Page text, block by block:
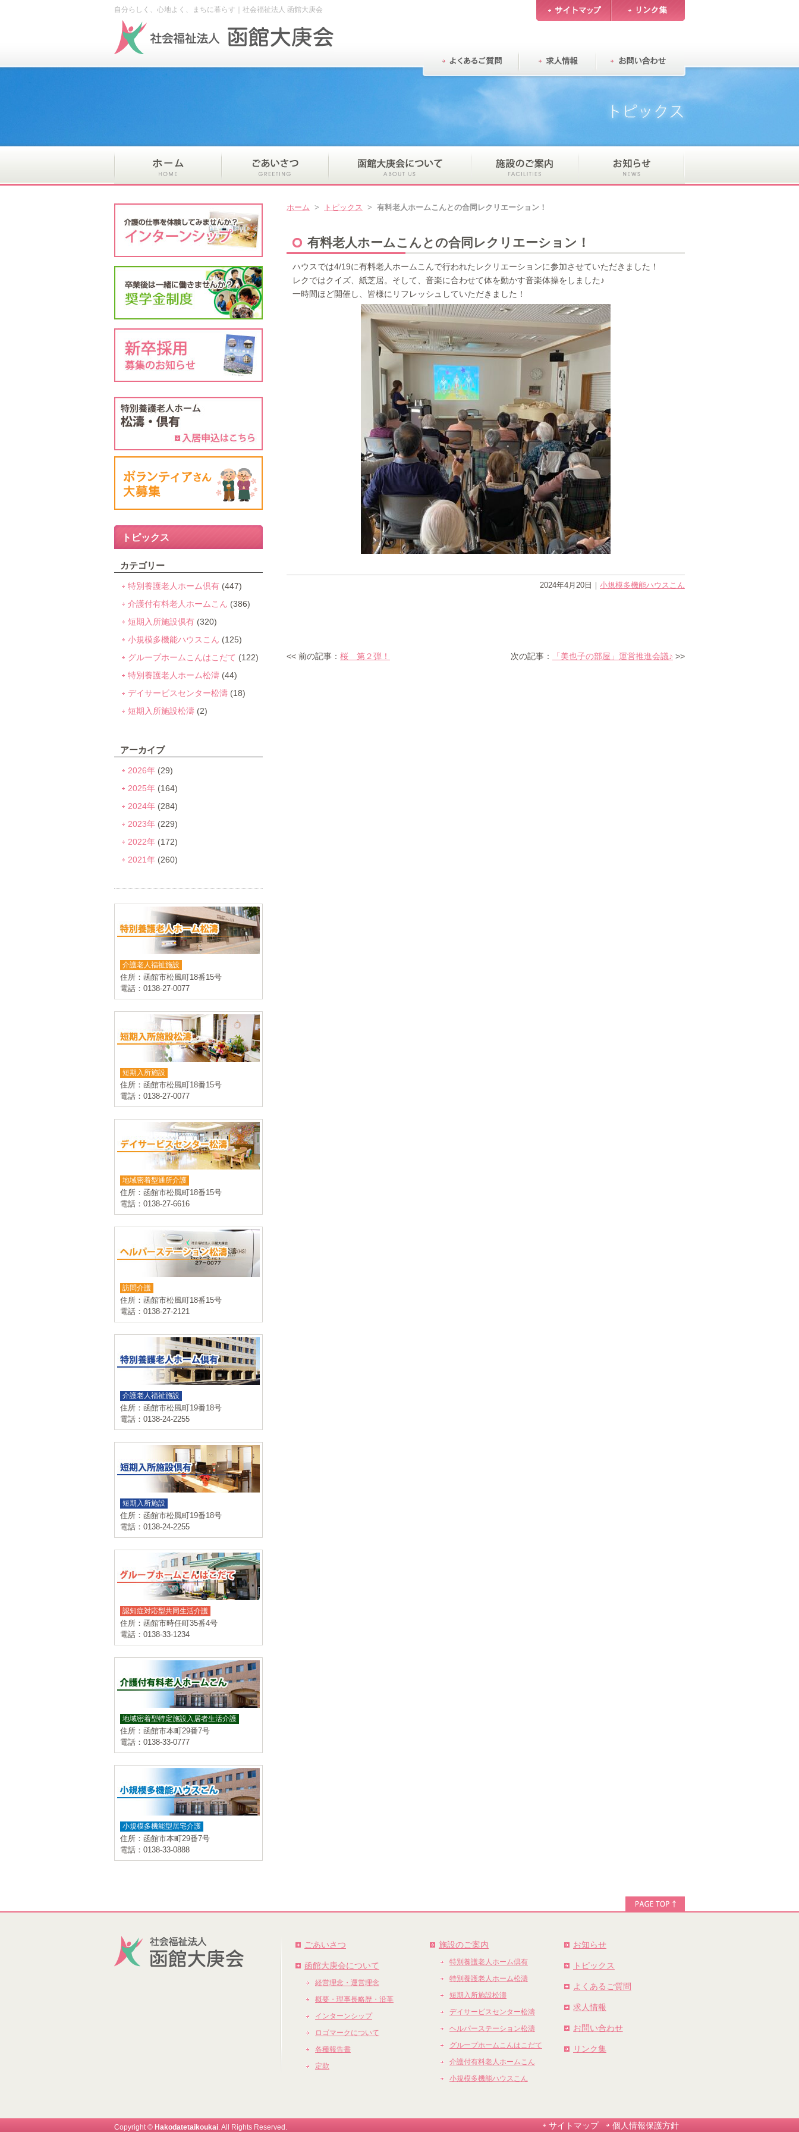
自分らしく、心地よく、まちに暮らす｜社会福祉法人 函館大庚会
ホーム > トピックス > 有料老人ホームこんとの合同レクリエーション！
有料老人ホームこんとの合同レクリエーション！
ハウスでは4/19に有料老人ホームこんで行われたレクリエーションに参加させていただきました！
レクではクイズ、紙芝居。そして、音楽に合わせて体を動かす音楽体操をしました♪
一時間ほど開催し、皆様にリフレッシュしていただきました！
2024年4月20日 ｜ 小規模多機能ハウスこん
次の記事： 「美也子の部屋」運営推進会議♪ >>
<< 前の記事： 桜 第２弾！
トピックス
カテゴリー
特別養護老人ホーム倶有 (447)
介護付有料老人ホームこん (386)
短期入所施設倶有 (320)
小規模多機能ハウスこん (125)
グループホームこんはこだて (122)
特別養護老人ホーム松濤 (44)
デイサービスセンター松濤 (18)
短期入所施設松濤 (2)
アーカイブ
2026年 (29)
2025年 (164)
2024年 (284)
2023年 (229)
2022年 (172)
2021年 (260)
介護老人福祉施設
住所：函館市松風町18番15号
電話：0138-27-0077
短期入所施設
住所：函館市松風町18番15号
電話：0138-27-0077
地域密着型通所介護
住所：函館市松風町18番15号
電話：0138-27-6616
訪問介護
住所：函館市松風町18番15号
電話：0138-27-2121
介護老人福祉施設
住所：函館市松風町19番18号
電話：0138-24-2255
短期入所施設
住所：函館市松風町19番18号
電話：0138-24-2255
認知症対応型共同生活介護
住所：函館市時任町35番4号
電話：0138-33-1234
地域密着型特定施設入居者生活介護
住所：函館市本町29番7号
電話：0138-33-0777
小規模多機能型居宅介護
住所：函館市本町29番7号
電話：0138-33-0888
ごあいさつ
函館大庚会について
経営理念・運営理念
概要・理事長略歴・沿革
インターンシップ
ロゴマークについて
各種報告書
定款
施設のご案内
特別養護老人ホーム倶有
特別養護老人ホーム松濤
短期入所施設松濤
デイサービスセンター松濤
ヘルパーステーション松濤
グループホームこんはこだて
介護付有料老人ホームこん
小規模多機能ハウスこん
お知らせ
トピックス
よくあるご質問
求人情報
お問い合わせ
リンク集
Copyright © Hakodatetaikoukai. All Rights Reserved. サイトマップ 個人情報保護方針